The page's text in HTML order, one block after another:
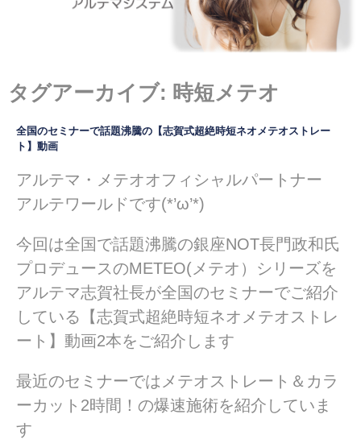
タグアーカイブ: 時短メテオ
全国のセミナーで話題沸騰の【志賀式超絶時短ネオメテオストレー
ト】動画
アルテマ・メテオオフィシャルパートナー
アルテワールドです(*’ω’*)
今回は全国で話題沸騰の銀座NOT長門政和氏
プロデュースのMETEO(メテオ）シリーズを
アルテマ志賀社長が全国のセミナーでご紹介
している【志賀式超絶時短ネオメテオストレ
ート】動画2本をご紹介します
最近のセミナーではメテオストレート＆カラ
ーカット2時間！の爆速施術を紹介していま
す